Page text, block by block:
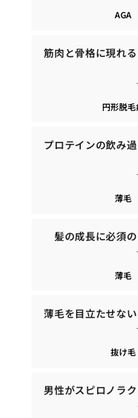
AGA
筋肉と骨格に現れ
円形脱毛
プロテインの飲み
薄毛
髪の成長に必須
薄毛
薄毛を目立たせな
抜け毛
男性がスピロノラ